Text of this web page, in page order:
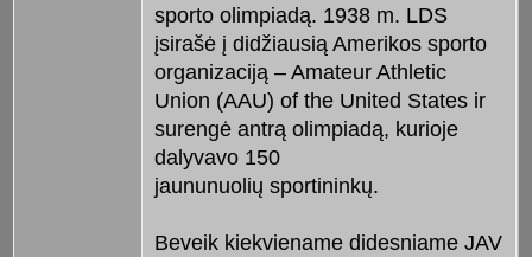
sporto olimpiadą. 1938 m. LDS
įsirašė į didžiausią Amerikos sporto
organizaciją – Amateur Athletic
Union (AAU) of the United States ir
surengė antrą olimpiadą, kurioje
dalyvavo 150
jaununuolių sportininkų.
Beveik kiekviename didesniame JAV